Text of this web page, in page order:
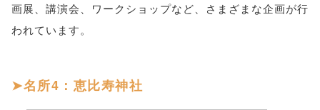
画展、講演会、ワークショップなど、さまざまな企画が行
われています。
名所4：恵比寿神社